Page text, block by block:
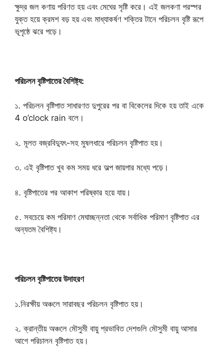
ক্ষুদ্র জল কণায় পরিণত হয় এবং মেঘের সৃষ্টি করে। এই জলকণা পরস্পর
যুক্ত হয়ে ক্রমশ বড় হয় এবং মাধ্যাকর্ষণ শক্তির টানে পরিচলন বৃষ্টি রূপে
ভূপৃষ্ঠে ঝরে পড়ে।
পরিচলন বৃষ্টিপাতের বৈশিষ্ট্য:
১. পরিচলন বৃষ্টিপাত সাধারণত দুপুরের পর বা বিকেলের দিকে হয় তাই একে
4 o’clock rain বলে।
২. মূলত বজ্রবিদ্যুৎ-সহ মুষলধারে পরিচলন বৃষ্টিপাত হয়।
৩. এই বৃষ্টিপাত খুব কম সময় ধরে অল্প জায়গার মধ্যে পড়ে।
৪. বৃষ্টিপাতের পর আকাশ পরিষ্কার হয়ে যায়।
৫. সবচেয়ে কম পরিমাণ মেঘাচ্ছন্নতা থেকে সর্বাধিক পরিমাণ বৃষ্টিপাত এর
অন্যতম বৈশিষ্ট্য।
পরিচলন বৃষ্টিপাতের উদাহরণ
১.নিরক্ষীয় অঞ্চলে সারাবছর পরিচলন বৃষ্টিপাত হয়।
২. ক্রান্তীয় অঞ্চলে মৌসুমী বায়ু প্রভাবিত দেশগুলি মৌসুমী বায়ু আসার
আগে পরিচালন বৃষ্টিপাত হয়।